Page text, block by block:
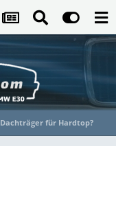
Dachträger für Hardtop?